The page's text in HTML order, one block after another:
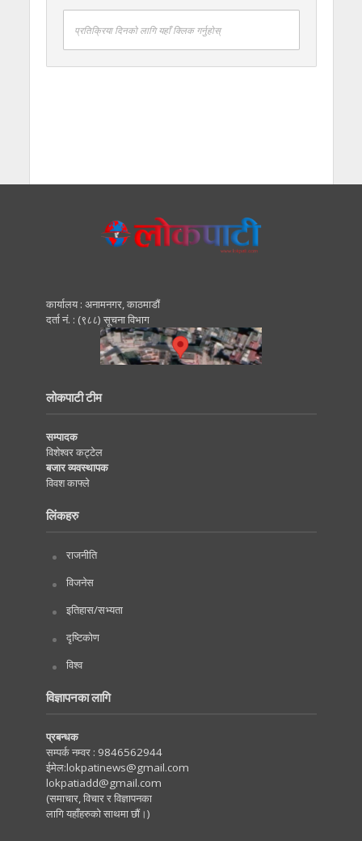
प्रतिक्रिया दिनको लागि यहाँ क्लिक गर्नुहोस्
कार्यालय : अनामनगर, काठमाडाैं
दर्ता नं. : (९८८) सूचना विभाग
लोकपाटी टीम
सम्पादक
विशेश्वर कट्टेल
बजार व्यवस्थापक
विवश काफ्ले
लिंकहरु
राजनीति
विजनेस
इतिहास/सभ्यता
दृष्टिकोण
विश्व
विज्ञापनका लागि
प्रबन्धक
सम्पर्क नम्वर : 9846562944
ईमेल:lokpatinews@gmail.com
lokpatiadd@gmail.com
(समाचार, विचार र विज्ञापनका
लागि यहाँहरुको साथमा छौं।)